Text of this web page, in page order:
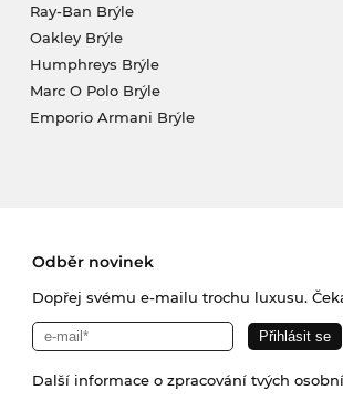
Ray-Ban Brýle
Oakley Brýle
Humphreys Brýle
Marc O Polo Brýle
Emporio Armani Brýle
Odběr novinek
Dopřej svému e-mailu trochu luxusu.
Další informace o zpracování tvých